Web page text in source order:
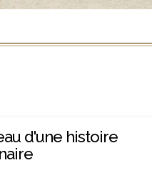
d'une histoire